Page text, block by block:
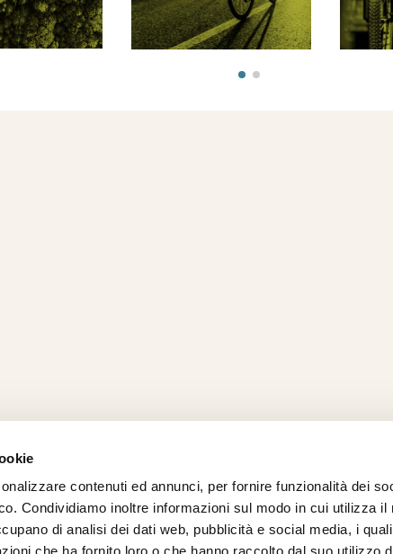
contenuti ed annunci, per fornire funzionalità dei
Condividiamo inoltre informazioni sul modo in cui utilizza il
di analisi dei dati web, pubblicità e social media, i
STRADA
GRAVEL
PROPOSTE
ESPERIENZE
BENESSERE
BIKE LAB
BIKE HOTEL
BIKE ECONOMY